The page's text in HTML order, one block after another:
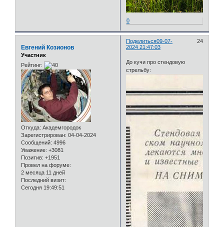
0
Поделиться 24
09-07-
2024 21:47:03
Евгений Козионов
Участник
Рейтинг:
Откуда: Академгородок
Зарегистрирован: 04-04-2024
Сообщений: 4996
Уважение: +3081
Позитив: +1951
Провел на форуме:
2 месяца 11 дней
Последний визит:
Сегодня 19:49:51
До кучи про стендовую
стрельбу: